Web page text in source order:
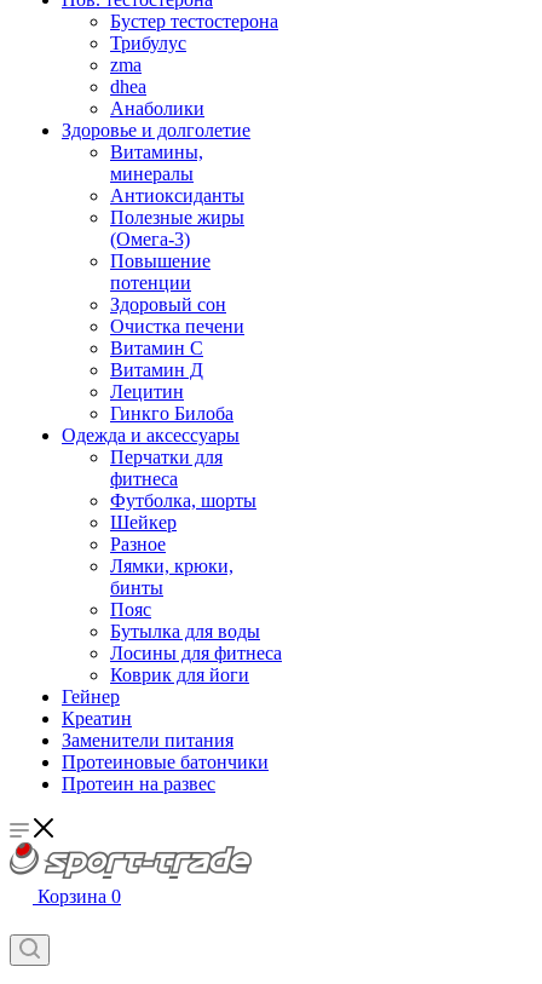
Бустер тестостерона
Трибулус
zma
dhea
Анаболики
Здоровье и долголетие
Витамины,
минералы
Антиоксиданты
Полезные жиры
(Омега-3)
Повышение
потенции
Здоровый сон
Очистка печени
Витамин С
Витамин Д
Лецитин
Гинкго Билоба
Одежда и аксессуары
Перчатки для
фитнеса
Футболка, шорты
Шейкер
Разное
Лямки, крюки,
бинты
Пояс
Бутылка для воды
Лосины для фитнеса
Коврик для йоги
Гейнер
Креатин
Заменители питания
Протеиновые батончики
Протеин на развес
Корзина 0